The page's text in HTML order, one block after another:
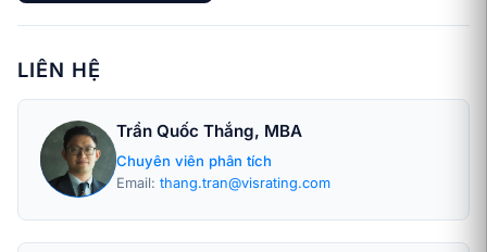
LIÊN HỆ
Trần Quốc Thắng, MBA
Chuyên viên phân tích
Email: thang.tran@visrating.com